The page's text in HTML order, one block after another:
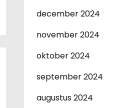
december 2024
november 2024
oktober 2024
september 2024
augustus 2024